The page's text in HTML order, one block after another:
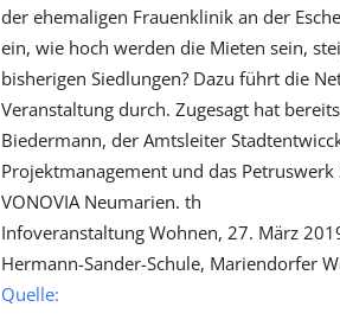
der ehemaligen Frauenklinik an der
ein, wie hoch werden die Mieten sein,
bisherigen Siedlungen? Dazu führt die
Veranstaltung durch. Zugesagt hat
Biedermann, der Amtsleiter
Projektmanagement und das
VONOVIA Neumarien. th
Infoveranstaltung Wohnen, 27. März
Hermann-Sander-Schule, Mariendorfer
Quelle: